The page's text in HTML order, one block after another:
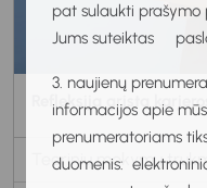
pat sulaukti
Jums suteiktas
3. naujienų
informacijos apie
prenumeratoriams
duomenis:
Refleksija grįsta
Teorinių mokymų